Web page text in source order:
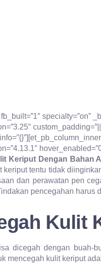
specialty=”on”
Keriput Dengan Bahan
keriput tentu tidak
dan perawatan pen
pencegahan harus
Kulit
dicegah dengan buah-
mencegah kulit keriput